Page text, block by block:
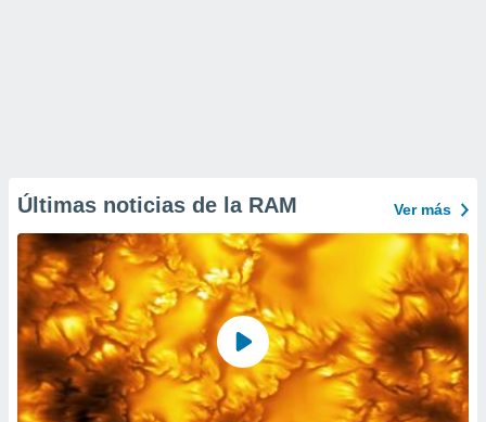
Últimas noticias de la RAM Ver más